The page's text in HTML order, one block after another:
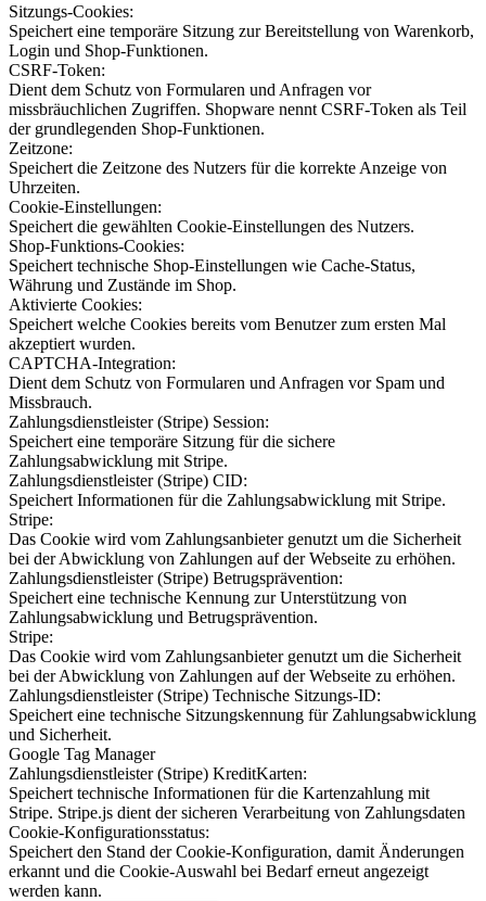
Sitzungs-Cookies:
Speichert eine temporäre Sitzung zur Bereitstellung von Warenkorb,
Login und Shop-Funktionen.
CSRF-Token:
Dient dem Schutz von Formularen und Anfragen vor
missbräuchlichen Zugriffen. Shopware nennt CSRF-Token als Teil
der grundlegenden Shop-Funktionen.
Zeitzone:
Speichert die Zeitzone des Nutzers für die korrekte Anzeige von
Uhrzeiten.
Cookie-Einstellungen:
Speichert die gewählten Cookie-Einstellungen des Nutzers.
Shop-Funktions-Cookies:
Speichert technische Shop-Einstellungen wie Cache-Status,
Währung und Zustände im Shop.
Aktivierte Cookies:
Speichert welche Cookies bereits vom Benutzer zum ersten Mal
akzeptiert wurden.
CAPTCHA-Integration:
Dient dem Schutz von Formularen und Anfragen vor Spam und
Missbrauch.
Zahlungsdienstleister (Stripe) Session:
Speichert eine temporäre Sitzung für die sichere
Zahlungsabwicklung mit Stripe.
Zahlungsdienstleister (Stripe) CID:
Speichert Informationen für die Zahlungsabwicklung mit Stripe.
Stripe:
Das Cookie wird vom Zahlungsanbieter genutzt um die Sicherheit
bei der Abwicklung von Zahlungen auf der Webseite zu erhöhen.
Zahlungsdienstleister (Stripe) Betrugsprävention:
Speichert eine technische Kennung zur Unterstützung von
Zahlungsabwicklung und Betrugsprävention.
Stripe:
Das Cookie wird vom Zahlungsanbieter genutzt um die Sicherheit
bei der Abwicklung von Zahlungen auf der Webseite zu erhöhen.
Zahlungsdienstleister (Stripe) Technische Sitzungs-ID:
Speichert eine technische Sitzungskennung für Zahlungsabwicklung
und Sicherheit.
Google Tag Manager
Zahlungsdienstleister (Stripe) KreditKarten:
Speichert technische Informationen für die Kartenzahlung mit
Stripe. Stripe.js dient der sicheren Verarbeitung von Zahlungsdaten
Cookie-Konfigurationsstatus:
Speichert den Stand der Cookie-Konfiguration, damit Änderungen
erkannt und die Cookie-Auswahl bei Bedarf erneut angezeigt
werden kann.